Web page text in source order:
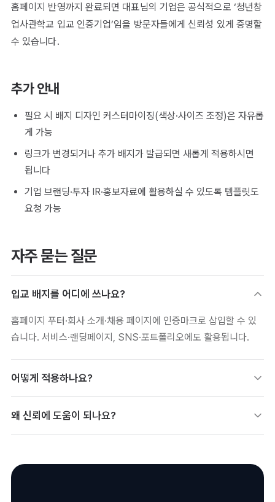
홈페이지 반영까지 완료되면 대표님의 기업은 공식적으로 ‘청년창
업사관학교 입교 인증기업’임을 방문자들에게 신뢰성 있게 증명할
수 있습니다.
추가 안내
필요 시 배지 디자인 커스터마이징(색상·사이즈 조정)은 자유롭
게 가능
링크가 변경되거나 추가 배지가 발급되면 새롭게 적용하시면
됩니다
기업 브랜딩·투자 IR·홍보자료에 활용하실 수 있도록 템플릿도
요청 가능
자주 묻는 질문
입교 배지를 어디에 쓰나요?
홈페이지 푸터·회사 소개·채용 페이지에 인증마크로 삽입할 수 있
습니다. 서비스·랜딩페이지, SNS·포트폴리오에도 활용됩니다.
어떻게 적용하나요?
링크를 겁니다. 투명 배경 PNG라 어디에나 자연스럽게 삽입됩니
다.
왜 신뢰에 도움이 되나요?